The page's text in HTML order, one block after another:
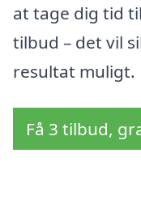
at tage dig tid
tilbud – det vil
resultat muligt.
Få 3 tilbud,